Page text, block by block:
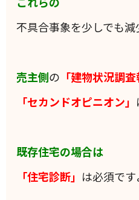
不具合事象を少しでも減
売主側の 「建物状況調査
「セカンドオピニオン」
既存住宅の場合は
「住宅診断」 は必須です